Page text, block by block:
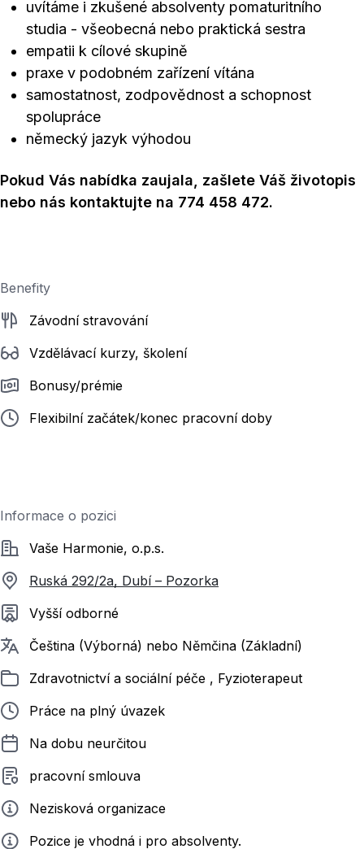
uvítáme i zkušené absolventy pomaturitního
studia - všeobecná nebo praktická sestra
empatii k cílové skupině
praxe v podobném zařízení vítána
samostatnost, zodpovědnost a schopnost
spolupráce
německý jazyk výhodou
Pokud Vás nabídka zaujala, zašlete Váš životopis
nebo nás kontaktujte na 774 458 472.
Benefity
Závodní stravování
Vzdělávací kurzy, školení
Bonusy/prémie
Flexibilní začátek/konec pracovní doby
Informace o pozici
SpolečnostVaše Harmonie, o.p.s.
Ruská 292/2a, Dubí – Pozorka
Požadované vzdělání
Vyšší odborné
Požadované jazyky
Čeština (Výborná) nebo Němčina (Základní)
ZařazenoZdravotnictví a sociální péče , Fyzioterapeut
Typ pracovního poměru
Práce na plný úvazek
Délka pracovního poměru
Na dobu neurčitou
Typ smluvního vztahu
pracovní smlouva
ZadavatelNezisková organizace
Info Pozice je vhodná i pro absolventy.